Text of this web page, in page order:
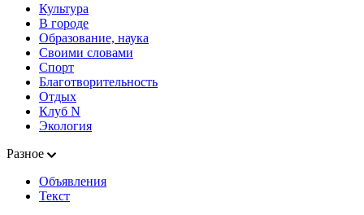
Культура
В городе
Образование, наука
Своими словами
Спорт
Благотворительность
Отдых
Клуб N
Экология
Разное
Объявления
Текст